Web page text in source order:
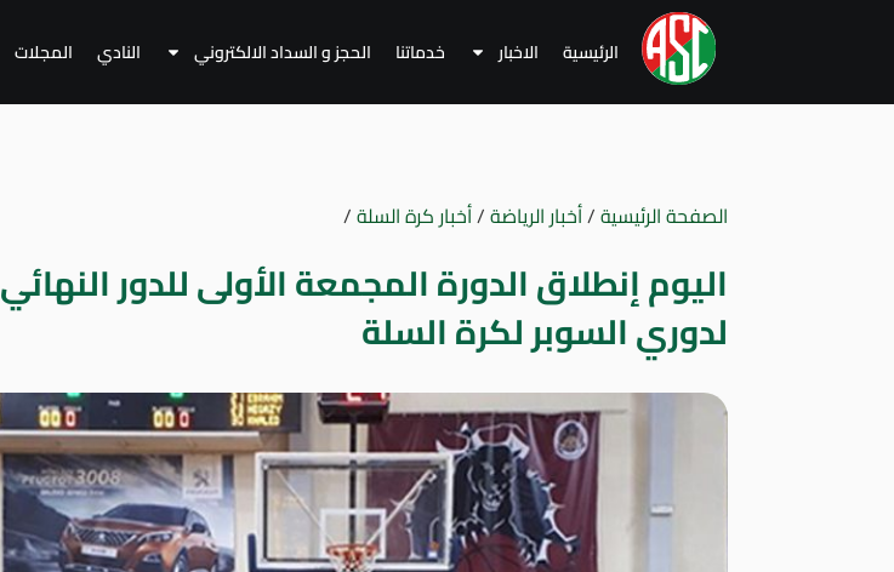
الرئيسية الاخبار خدماتنا الحجز و السداد الالكتروني النادي المجلات
الصفحة الرئيسية/أخبار الرياضة/أخبار كرة السلة/
اليوم إنطلاق الدورة المجمعة الأولى للدور النهائي
لدوري السوبر لكرة السلة